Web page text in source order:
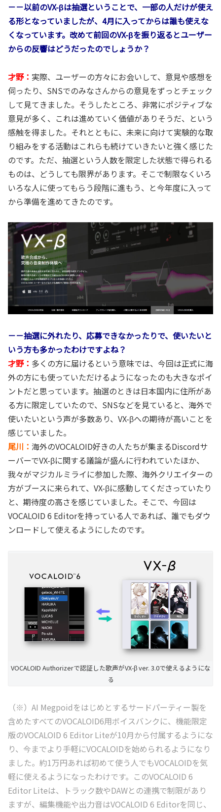
－－以前のVX-βは抽選ということで、一部の人だけが使え
る形となっていましたが、4月に入ってからは誰も使えな
くなっています。改めて前回のVX-βを振り返るとユーザー
からの反響はどうだったのでしょうか？
才野： 実際、ユーザーの方々にお会いして、意見や感想を
伺ったり、SNSでのみなさんからの意見をずっとチェック
して見てきました。そうしたところ、非常にポジティブな
意見が多く、これは進めていく価値がありそうだ、という
感触を得ました。それとともに、未来に向けて実験的な取
り組みをする活動はこれらも続けていきたいと強く感じた
のです。ただ、抽選という人数を限定した状態で得られる
ものは、どうしても限界があります。そこで制限なくいろ
いろな人に使ってもらう段階に進もう、と今年度に入って
から準備を進めてきたのです。
－－抽選に外れたり、応募できなかったりで、使いたいと
いう方も多かったわけですよね？
才野： 多くの方に届けるという意味では、今回は正式に海
外の方にも使っていただけるようになったのも大きなポイ
ントだと思っています。抽選のときは日本国内に住所があ
る方に限定していたので、SNSなどを見ていると、海外で
使いたいという声が多数あり、VX-βへの期待が高いことを
感じていました。
尾川： 海外のVOCALOID好きの人たちが集まるDiscordサ
ーバーでVX-βに関する議論が盛んに行われていたほか、
我々がマジカルミライに参加した際、海外クリエイターの
方がブースに来られて、VX-βに感動してくださっていたり
と、期待度の高さを感じていました。そこで、今回は
VOCALOID 6 Editorを持っている人であれば、誰でもダウ
ンロードして使えるようにしたのです。
VOCALOID Authorizerで認証した歌声がVX-β ver. 3.0で使えるようにな
る
（※）AI Megpoidをはじめとするサードパーティー製を
含めたすべてのVOCALOID6用ボイスバンクに、機能限定
版のVOCALOID 6 Editor Liteが10月から付属するようにな
り、今までより手軽にVOCALOIDを始められるようになり
ました。約1万円あれば初めて使う人でもVOCALOIDを気
軽に使えるようになったわけです。このVOCALOID 6
Editor Liteは、トラック数やDAWとの連携で制限があり
ますが、編集機能や出力音はVOCALOID 6 Editorを同じ、